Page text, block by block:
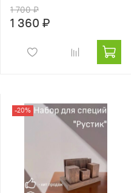
1 700 ₽
1 360 ₽
-20%